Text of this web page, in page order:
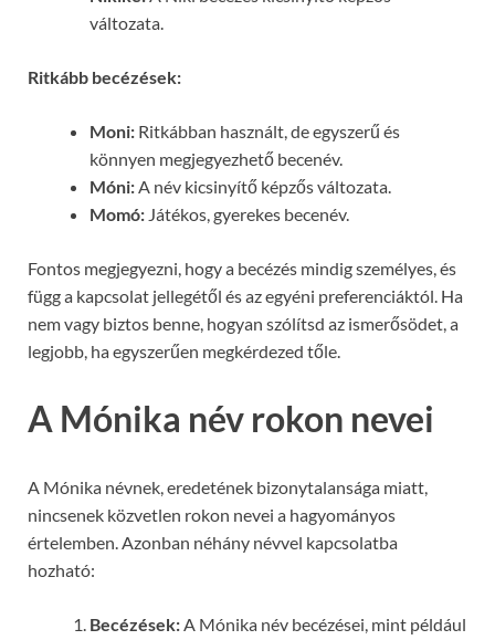
változata.
Ritkább becézések:
Moni: Ritkábban használt, de egyszerű és
könnyen megjegyezhető becenév.
Móni: A név kicsinyítő képzős változata.
Momó: Játékos, gyerekes becenév.
Fontos megjegyezni, hogy a becézés mindig személyes, és
függ a kapcsolat jellegétől és az egyéni preferenciáktól. Ha
nem vagy biztos benne, hogyan szólítsd az ismerősödet, a
legjobb, ha egyszerűen megkérdezed tőle.
A Mónika név rokon nevei
A Mónika névnek, eredetének bizonytalansága miatt,
nincsenek közvetlen rokon nevei a hagyományos
értelemben. Azonban néhány névvel kapcsolatba
hozható:
Becézések:A Mónika név becézései, mint például